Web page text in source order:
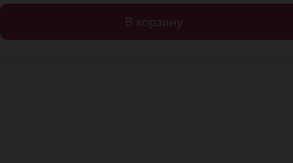
В корзину